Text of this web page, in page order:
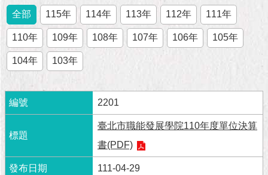
團
隊
市
政
公
施
政
願
景
及
全部 115年 114年 113年 112年 111年
110年 109年 108年 107年 106年 105年
104年 103年
2201
臺北市職能發展學院110年度單位決算
書(PDF)
111-04-29